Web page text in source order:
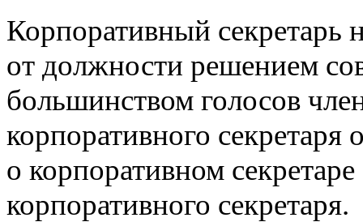
Корпоративный секретарь
от должности решением
большинством голосов
корпоративного
о корпоративном
корпоративного секретаря.